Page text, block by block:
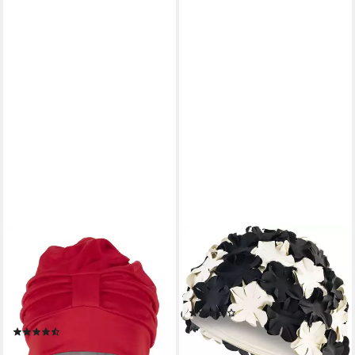
Badekappe Fashy -
Badehaube Badekappe
Bademode Damen Rot 3473-
40
ab 17,80 €
AQUA SPEED
Badekappe Aqua Speed
Bademütze Damen Retro
Schwimmkappe Lange Haare
(1)
22,99 €
lieferbar - in 8-10 Werktagen bei